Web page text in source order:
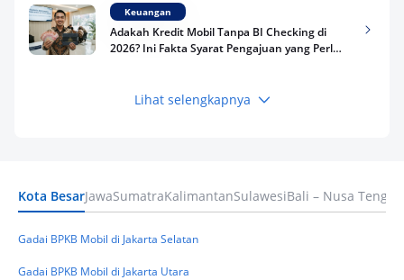
Keuangan
Adakah Kredit Mobil Tanpa BI Checking di
2026? Ini Fakta Syarat Pengajuan yang Perlu
Keuangan
Keuangan
Masuk BI Checking? Simak Peraturan
Lihat selengkapnya
Kota BesarJawaSumatraKalimantanSulawesiBali – Nusa
Gadai BPKB Mobil di Jakarta Selatan
Gadai BPKB Mobil di Jakarta Utara